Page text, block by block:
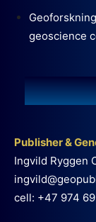
geoscience
Publisher &
Ingvild Ryggen
cell: +47 974